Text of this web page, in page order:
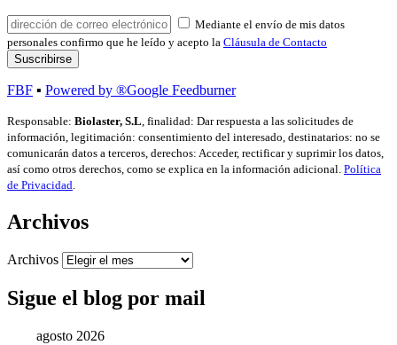
Mediante el envío de mis datos
personales confirmo que he leído y acepto la Cláusula de Contacto
FBF ▪ Powered by ®Google Feedburner
Responsable: Biolaster, S.L , finalidad: Dar respuesta a las solicitudes de
información, legitimación: consentimiento del interesado, destinatarios: no se
comunicarán datos a terceros, derechos: Acceder, rectificar y suprimir los datos,
así como otros derechos, como se explica en la información adicional. Política
de Privacidad
Archivos
Archivos
Sigue el blog por mail
agosto 2026